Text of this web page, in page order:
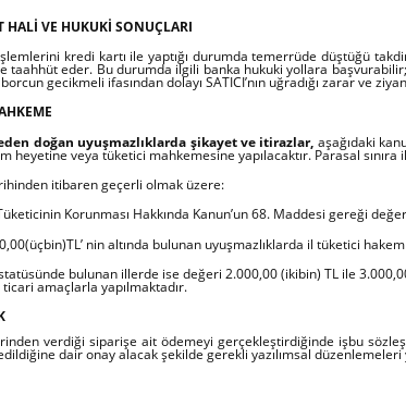
HALİ VE HUKUKİ SONUÇLARI
kredi kartı ile yaptığı durumda temerrüde düştüğü
taahhüt eder. Bu durumda ilgili banka hukuki yollara
gecikmeli ifasından dolayı SATICI’nın uğradığı zarar ve
doğan uyuşmazlıklarda şikayet ve itirazlar, aşağıdaki
heyetine veya tüketici mahkemesine yapılacaktır. Parasal sınıra
itibaren geçerli olmak üzere:
Korunması Hakkında Kanun’un 68. Maddesi gereği
nin altında bulunan uyuşmazlıklarda il tüketici
bulunan illerde ise değeri 2.000,00 (ikibin) TL ile
amaçlarla yapılmaktadır.
verdiği siparişe ait ödemeyi gerçekleştirdiğinde işbu
dair onay alacak şekilde gerekli yazılımsal